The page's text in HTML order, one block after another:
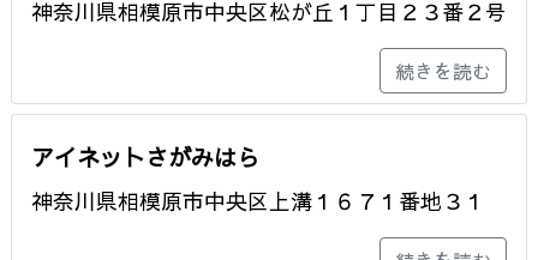
神奈川県相模原市中央区松が丘１丁目２３番２号
続きを読む
アイネットさがみはら
神奈川県相模原市中央区上溝１６７１番地３１